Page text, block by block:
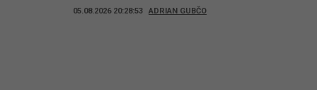
05.08.2026 20:28:53 ADRIAN GUBČO